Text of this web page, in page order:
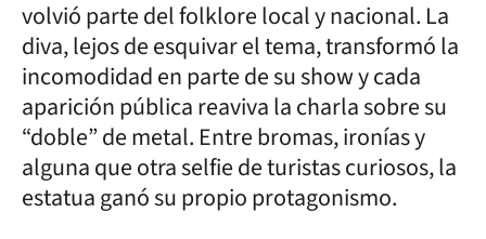
volvió parte del folklore local y nacional. La
diva, lejos de esquivar el tema, transformó la
incomodidad en parte de su show y cada
aparición pública reaviva la charla sobre su
“doble” de metal. Entre bromas, ironías y
alguna que otra selfie de turistas curiosos, la
estatua ganó su propio protagonismo.